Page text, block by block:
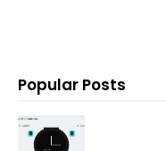
Popular Posts